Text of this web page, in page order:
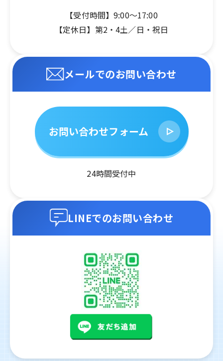
【受付時間】9:00～17:00
【定休日】第2・4土／日・祝日
メールでのお問い合わせ
お問い合わせフォーム
24時間受付中
LINEでのお問い合わせ